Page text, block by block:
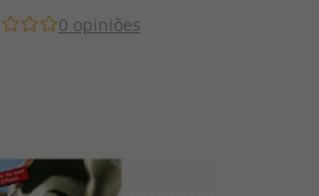
0 opiniões